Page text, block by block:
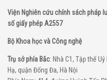
Viện Nghiên cứu chính sách pháp
số giấy phép A2557
Bộ Khoa học và Công nghệ
Trụ sở phía Bắc: Nhà C1, Tập thể
Hạ, quận Đống Đa, Hà Nội